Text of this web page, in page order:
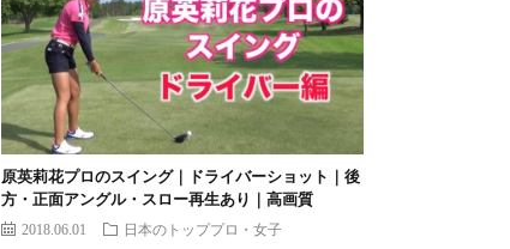
原英莉花プロのスイング｜ドライバーショット｜後
方・正面アングル・スロー再生あり｜高画質
2018.06.01 日本のトッププロ・女子